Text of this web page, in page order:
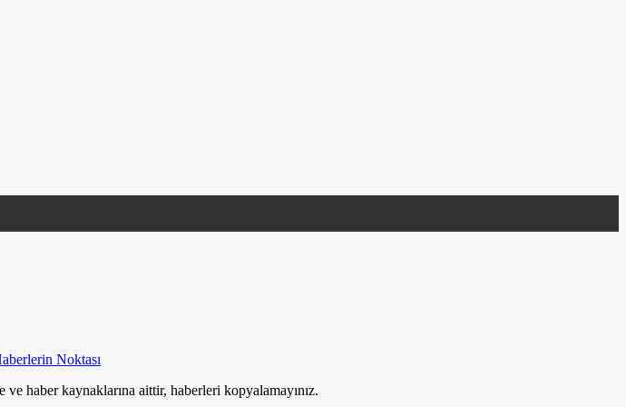
haber kaynaklarına aittir, haberleri kopyalamayınız.